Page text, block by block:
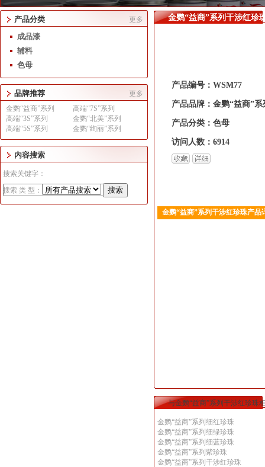
产品分类 更多
成品漆
辅料
色母
品牌推荐
更多
金鹦“益商”系列
高端“7S”系列
高端“3S”系列
金鹦“北美”系列
高端“5S”系列
金鹦“绚丽”系列
内容搜索
搜索关键字：
搜索 类 型：
金鹦“益商”系列干涉红珍
产品编号：WSM77
产品品牌：金鹦“益商”系
产品分类：色母
访问人数：6914
金鹦“益商”系列干涉红珍珠产品
与金鹦“益商”系列干涉红珍珠
金鹦“益商”系列细红珍珠
金鹦“益商”系列细绿珍珠
金鹦“益商”系列细蓝珍珠
金鹦“益商”系列紫珍珠
金鹦“益商”系列干涉红珍珠